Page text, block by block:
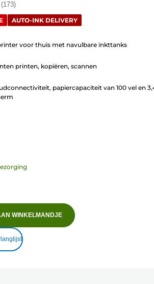
(173)
AUTO-INK DELIVERY
voor thuis met navulbare inkttanks
printen, kopiëren, scannen
papiercapaciteit van 100 vel en
WINKELMANDJE